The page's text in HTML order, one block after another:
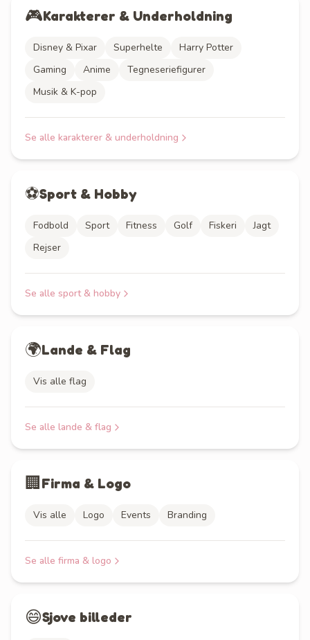
🎮Karakterer & Underholdning
Disney & Pixar Superhelte
Harry Potter
Gaming
Anime
Tegneseriefigurer
Musik & K-pop
Se alle karakterer & underholdning
⚽Sport & Hobby
Fodbold Sport Fitness Golf Fiskeri
Jagt
Rejser
Se alle sport & hobby
🌍Lande & Flag
Vis alle flag
Se alle lande & flag
🏢Firma & Logo
Vis alle Logo Events Branding
Se alle firma & logo
😄Sjove billeder